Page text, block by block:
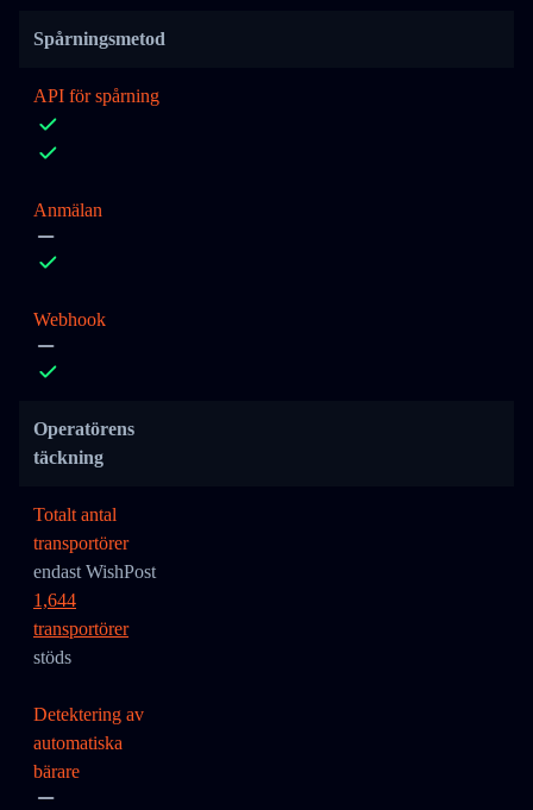
Spårningsmetod
API för spårning
Anmälan
Webhook
Operatörens
täckning
Totalt antal
transportörer
endast WishPost
1,644
transportörer
stöds
Detektering av
automatiska
bärare